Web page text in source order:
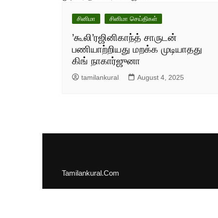
சினிமா சினிமா செய்திகள்
’கூலி’ரஜினிகாந்த் சாருடன்
பணியாற்றியது மறக்க முடியாதது
கிங் நாகார்ஜுனா
tamilankural August 4, 2025
Tamilankural.Com